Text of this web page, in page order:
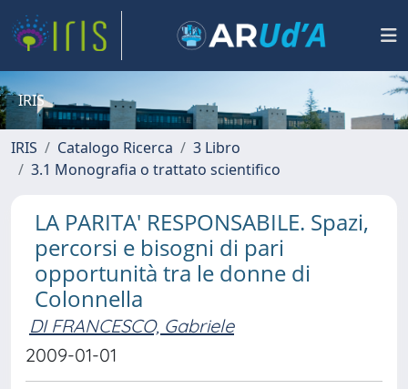
IRIS
IRIS Catalogo Ricerca
3 Libro
3.1 Monografia o trattato scientifico
LA PARITA' RESPONSABILE. Spazi,
percorsi e bisogni di pari
opportunità tra le donne di
Colonnella
DI FRANCESCO, Gabriele
2009-01-01